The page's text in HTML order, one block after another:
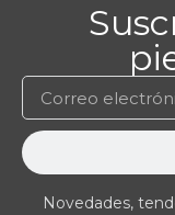
Novedades,